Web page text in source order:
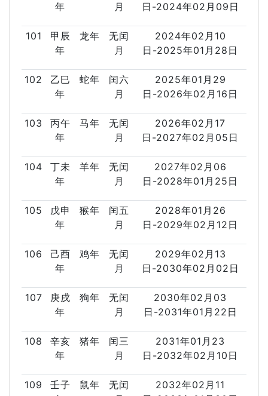
年
月
日-2024年02月09日
101
甲辰
年
龙年
无闰
月
2024年02月10
日-2025年01月28日
102
乙巳
年
蛇年
闰六
月
2025年01月29
日-2026年02月16日
103
丙午
年
马年
无闰
月
2026年02月17
日-2027年02月05日
104
丁未
年
羊年
无闰
月
2027年02月06
日-2028年01月25日
105
戊申
年
猴年
闰五
月
2028年01月26
日-2029年02月12日
106
己酉
年
鸡年
无闰
月
2029年02月13
日-2030年02月02日
107
庚戌
年
狗年
无闰
月
2030年02月03
日-2031年01月22日
108
辛亥
年
猪年
闰三
月
2031年01月23
日-2032年02月10日
109
壬子
鼠年
无闰
2032年02月11